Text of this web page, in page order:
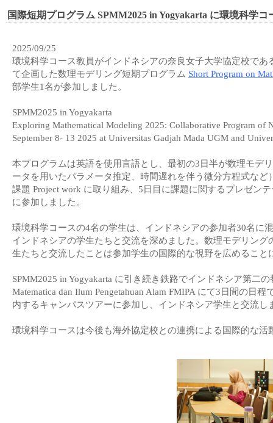
国際短期プログラム SPMM2025 in Yogyakarta に環境科学
2025/09/25
環境科学コース教員がインドネシアの奈良女子大学協定校で
て企画した数理モデリング短期プログラム Short Program on
部学生1名が参加しました。
SPMM2025 in Yogyakarta
Exploring Mathematical Modeling 2025: Collaborative Program of
September 8- 13 2025 at Universitas Gadjah Mada UGM and
本プログラムは英語を使用言語とし、最初の3日半が数理モデ
ータを用いたパラメータ推定、時間遅れを伴う微分方程式な
課題 Project work に取り組み、5日目に課題に関するプレゼン
に参加しました。
環境科学コースの4名の学生は、インドネシアの参加者30名に
インドネシアの学生たちと交流を深めました。数理モデリン
生たちと交流したことは参加学生の国際的な視野を広めること
SPMM2025 in Yogyakarta に引き続き鉄路でインドネシア第二
Matematica dan Ilum Pengetahuan Alam FMIPA にて3日間の日
内するキャンパスツアーに参加し、インドネシア学生と交流
環境科学コースは今後も海外協定校との連携による国際的な